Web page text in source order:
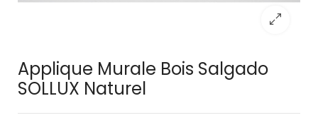
Applique Murale Bois Salgado
SOLLUX Naturel